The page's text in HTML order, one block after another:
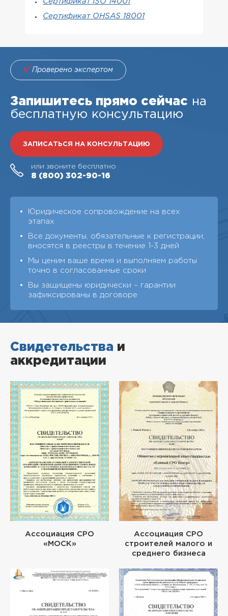
Сертификат ISO 14001
Сертификат OHSAS 18001
Проверено экспертом
Запишитесь прямо сейчас на
бесплатную консультацию
ЗАПИСАТЬСЯ НА КОНСУЛЬТАЦИЮ
или звоните бесплатно
8 (800) 302-90-16
Юридическое сопровождение на всех
этапах
Все документы, обязательные к регистрации,
вносятся в реестры в течение 1-3 дней
Мы ценим ваше время и выполняем работы
точно в согласованные сроки
Вы защищены юридически – гарантии
зафиксированы в договоре
Свидетельства и
аккредитации
Ассоциация СРО
«МОСК»
Ассоциация СРО
строителей малого и
среднего бизнеса